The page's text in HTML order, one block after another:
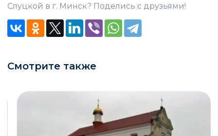
Слуцкой в г. Минск? Поделись с друзьями!
Смотрите также